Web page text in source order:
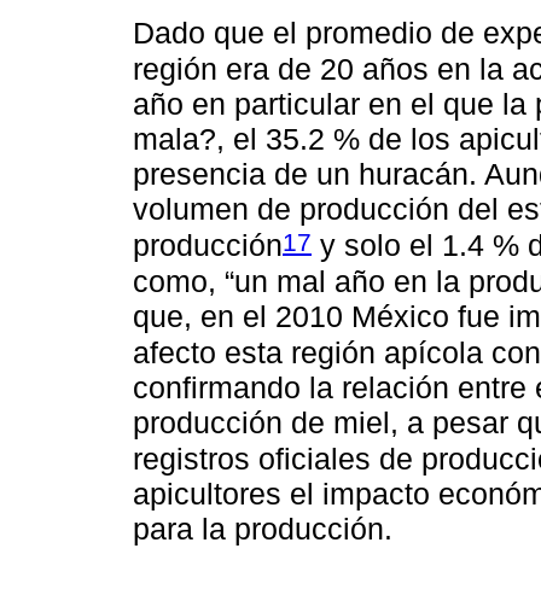
Dado que el promedio de
región era de 20 años en la
año en particular en el que
mala?, el 35.2 % de los
presencia de un huracán.
volumen de producción del
producción17 y solo el 1.4 %
como, “un mal año en la
que, en el 2010 México fue
afecto esta región apícola
confirmando la relación
producción de miel, a pesar
registros oficiales de
apicultores el impacto
para la producción.